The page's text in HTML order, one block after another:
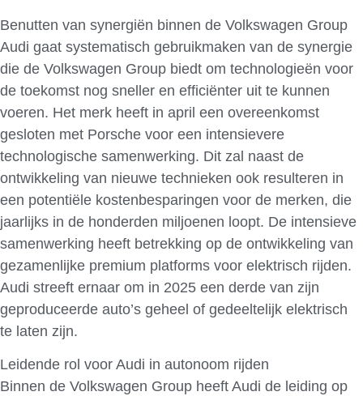
Benutten van synergiën binnen de Volkswagen Group
Audi gaat systematisch gebruikmaken van de synergie
die de Volkswagen Group biedt om technologieën voor
de toekomst nog sneller en efficiënter uit te kunnen
voeren. Het merk heeft in april een overeenkomst
gesloten met Porsche voor een intensievere
technologische samenwerking. Dit zal naast de
ontwikkeling van nieuwe technieken ook resulteren in
een potentiële kostenbesparingen voor de merken, die
jaarlijks in de honderden miljoenen loopt. De intensieve
samenwerking heeft betrekking op de ontwikkeling van
gezamenlijke premium platforms voor elektrisch rijden.
Audi streeft ernaar om in 2025 een derde van zijn
geproduceerde auto’s geheel of gedeeltelijk elektrisch
te laten zijn.
Leidende rol voor Audi in autonoom rijden
Binnen de Volkswagen Group heeft Audi de leiding op